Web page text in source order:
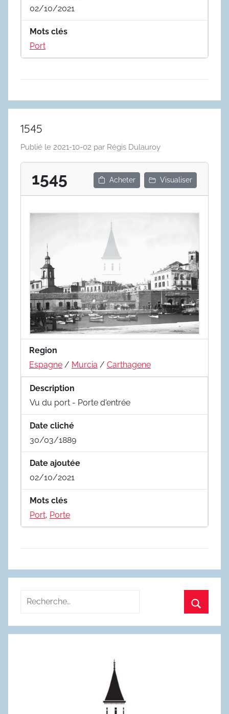
02/10/2021
Mots clés
Port
1545
Publié le 2021-10-02 par Régis Dulauroy
1545 Acheter Visualiser
Region
Espagne / Murcia / Carthagene
Description
Vu du port - Porte d'entrée
Date cliché
30/03/1889
Date ajoutée
02/10/2021
Mots clés
Port, Porte
Recherche
: